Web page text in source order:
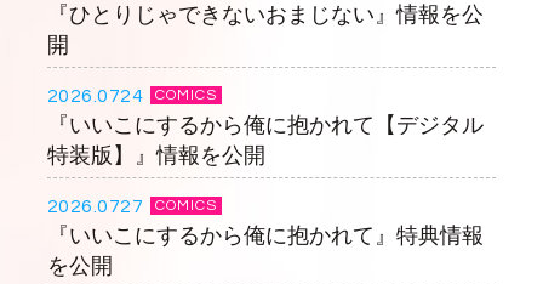
『ひとりじゃできないおまじない』情報を公
開
2026.0724 COMICS
『いいこにするから俺に抱かれて【デジタル
特装版】』情報を公開
2026.0727 COMICS
『いいこにするから俺に抱かれて』特典情報
を公開